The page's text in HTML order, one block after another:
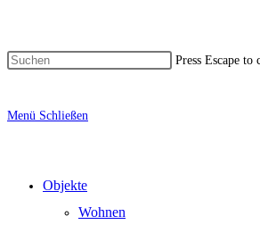
Press Escape to
Menü Schließen
Objekte
Wohnen